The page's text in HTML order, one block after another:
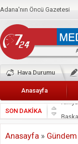
Adana'nın Öncü Gazetesi
Hava Durumu
Anasayfa
SON DAKİKA
Hak-
Anasayfa » Gündem